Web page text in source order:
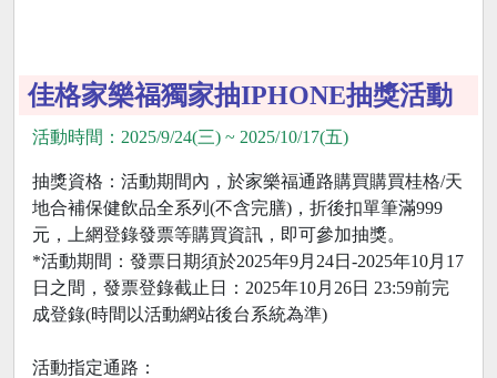
佳格家樂福獨家抽IPHONE抽獎活動
活動時間：2025/9/24(三) ~ 2025/10/17(五)
抽獎資格：活動期間內，於家樂福通路購買購買桂格/天
地合補保健飲品全系列(不含完膳)，折後扣單筆滿999
元，上網登錄發票等購買資訊，即可參加抽獎。
*活動期間：發票日期須於2025年9月24日-2025年10月17
日之間，發票登錄截止日：2025年10月26日 23:59前完
成登錄(時間以活動網站後台系統為準)
活動指定通路：